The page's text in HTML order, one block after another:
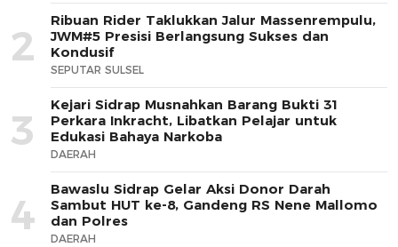
2
Ribuan Rider Taklukkan Jalur Massenrempulu,
JWM#5 Presisi Berlangsung Sukses dan
Kondusif
SEPUTAR SULSEL
3
Kejari Sidrap Musnahkan Barang Bukti 31
Perkara Inkracht, Libatkan Pelajar untuk
Edukasi Bahaya Narkoba
DAERAH
4
Bawaslu Sidrap Gelar Aksi Donor Darah
Sambut HUT ke-8, Gandeng RS Nene Mallomo
dan Polres
DAERAH